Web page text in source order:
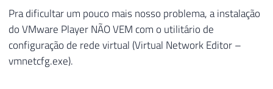
Pra dificultar um pouco mais nosso problema, a instalação
do VMware Player NÃO VEM com o utilitário de
configuração de rede virtual (Virtual Network Editor –
vmnetcfg.exe).